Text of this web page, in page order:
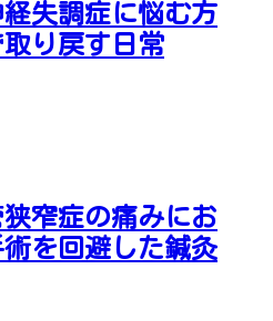
失調症に悩む方
り戻す日常
窄症の痛みにお
を回避した鍼灸